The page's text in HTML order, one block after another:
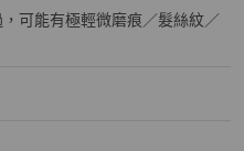
可能有極輕微磨痕／髮絲紋／